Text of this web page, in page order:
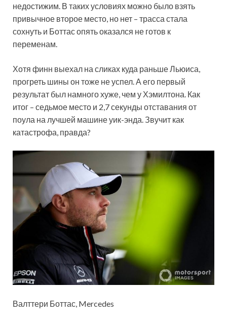
недостижим. В таких условиях можно было взять
привычное второе место, но нет – трасса стала
сохнуть и Боттас опять оказался не готов к
переменам.
Хотя финн выехал на сликах куда раньше Льюиса,
прогреть шины он тоже не успел. А его первый
результат был намного хуже, чем у Хэмилтона. Как
итог – седьмое место и 2,7 секунды отставания от
поула на лучшей машине уик-энда. Звучит как
катастрофа, правда?
Валттери Боттас, Mercedes